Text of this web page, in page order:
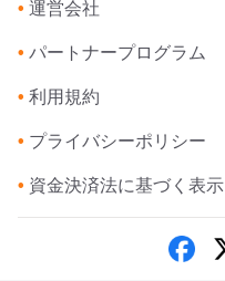
• 運営会社
• パートナープログラム
• 利用規約
• プライバシーポリシー
• 資金決済法に基づく表示